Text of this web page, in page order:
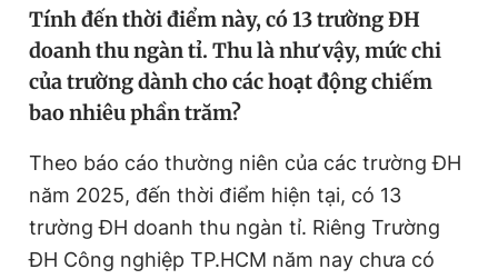
Video Magazine
Tiện ích Bạn cần biết
Thông tin tòa soạn Liên hệ quảng cáo
Tính đến thời điểm này, có 13 trường ĐH
doanh thu ngàn tỉ. Thu là như vậy, mức chi
của trường dành cho các hoạt động chiếm
bao nhiêu phần trăm?
Theo báo cáo thường niên của các trường ĐH
năm 2025, đến thời điểm hiện tại, có 13
trường ĐH doanh thu ngàn tỉ. Riêng Trường
ĐH Công nghiệp TP.HCM năm nay chưa có